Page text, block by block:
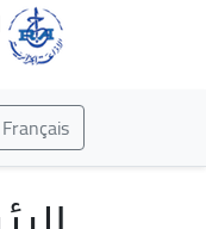
Français